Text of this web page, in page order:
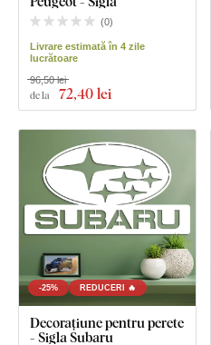
(0)
Livrare estimată în 4 zile
lucrătoare
de la 72,40 lei
96,50 lei
-25% REDUCERI 🔥
Decorațiune pentru perete
- Sigla Subaru